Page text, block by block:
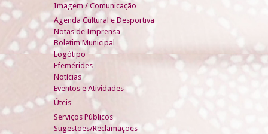
Imagem / Comunicação
Agenda Cultural e Desportiva
Notas de Imprensa
Boletim Municipal
Logótipo
Efemérides
Notícias
Eventos e Atividades
Úteis
Serviços Públicos
Sugestões/Reclamações